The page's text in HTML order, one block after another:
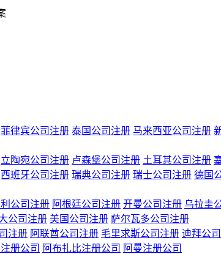
菲律宾公司注册 泰国公司注册 马来西亚公司注册
立陶宛公司注册 卢森堡公司注册 土耳其公司注册
西班牙公司注册 瑞典公司注册 瑞士公司注册 德国
公司注册 阿根廷公司注册 开曼公司注册 乌拉圭
公司注册 美国公司注册 萨尔瓦多公司注册
注册 阿联酋公司注册 毛里求斯公司注册 迪拜公
册公司 阿布扎比注册公司 阿曼注册公司